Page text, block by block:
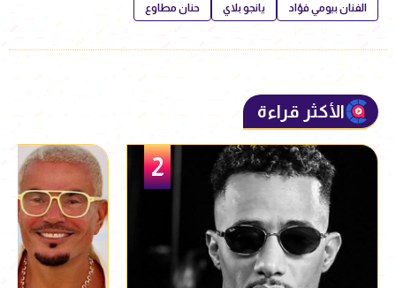
الفنان بيومي فؤاد يانجو بلاي حنان مطاوع
الأكثر قراءة
3